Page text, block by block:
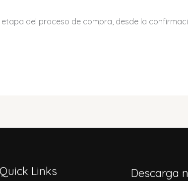
del proceso de compra, desde la
Quick Links Descarga